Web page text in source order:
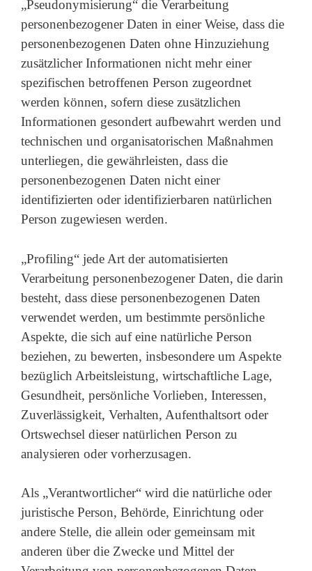
„Pseudonymisierung“ die Verarbeitung
personenbezogener Daten in einer Weise, dass die
personenbezogenen Daten ohne Hinzuziehung
zusätzlicher Informationen nicht mehr einer
spezifischen betroffenen Person zugeordnet
werden können, sofern diese zusätzlichen
Informationen gesondert aufbewahrt werden und
technischen und organisatorischen Maßnahmen
unterliegen, die gewährleisten, dass die
personenbezogenen Daten nicht einer
identifizierten oder identifizierbaren natürlichen
Person zugewiesen werden.
„Profiling“ jede Art der automatisierten
Verarbeitung personenbezogener Daten, die darin
besteht, dass diese personenbezogenen Daten
verwendet werden, um bestimmte persönliche
Aspekte, die sich auf eine natürliche Person
beziehen, zu bewerten, insbesondere um Aspekte
bezüglich Arbeitsleistung, wirtschaftliche Lage,
Gesundheit, persönliche Vorlieben, Interessen,
Zuverlässigkeit, Verhalten, Aufenthaltsort oder
Ortswechsel dieser natürlichen Person zu
analysieren oder vorherzusagen.
Als „Verantwortlicher“ wird die natürliche oder
juristische Person, Behörde, Einrichtung oder
andere Stelle, die allein oder gemeinsam mit
anderen über die Zwecke und Mittel der